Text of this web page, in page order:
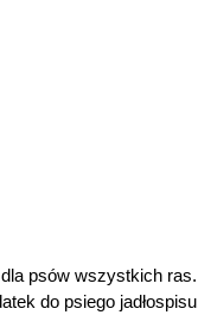
psów wszystkich
do psiego